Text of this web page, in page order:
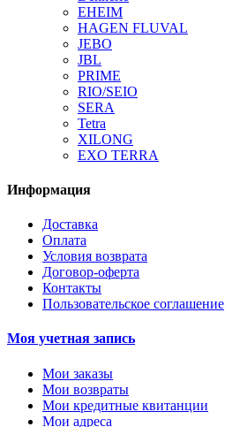
EHEIM
HAGEN FLUVAL
JEBO
JBL
PRIME
RIO/SEIO
SERA
Tetra
XILONG
EXO TERRA
Информация
Доставка
Оплата
Условия возврата
Договор-оферта
Контакты
Пользовательское соглашение
Моя учетная запись
Мои заказы
Мои возвраты
Мои кредитные квитанции
Мои адреса